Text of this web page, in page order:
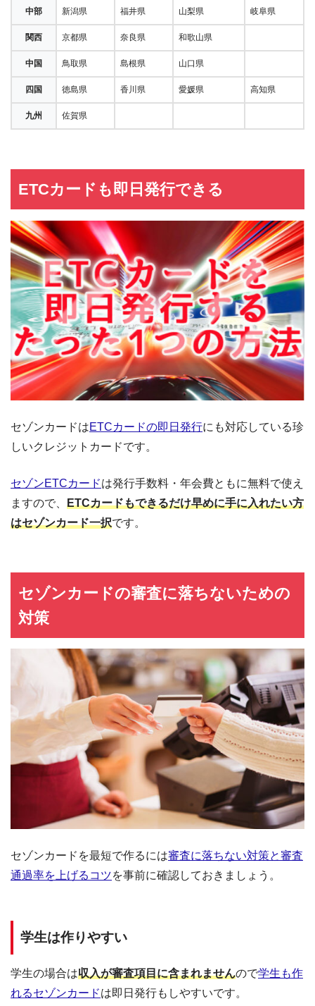
TOKYO-BAYカ
とTOKYO-BAY南館2F JR南船橋駅側
葉カードデスク
11:00～19:00
コレド室町テラ
スカードデスク
階
ンカードカウン
ター
11:00～21:00
アルカキット錦
糸町カードデス
ク
キット錦糸町３階
11:00～19:00
ららぽーと豊洲
カードデスク
東京都江東区豊洲２ｰ４ｰ９ ららぽー
と豊洲１Ｆ 総合案内所内
10:00～21:00
ダイバーシティ
東京プラザカー
ドデスク
東京都江東区青海１－１－１０ ダイ
バーシティ東京プラザ５F
11:00～19:00
ららぽーと立川
立飛
東京都立川市泉町935－1 10:00～21:00
ららぽーと横浜
神奈川県横浜市都筑区池辺町４０３
５ｰ１ ららぽーと横浜１Fセントラル
10:00～21:00
ラザカードデス
神奈川県川崎市幸区堀川町７２ｰ１
ららぽーと湘南
平塚
神奈川県平塚市天沼１０－１ １F 10:00～21:00
ららぽーと海老
静岡県沼津市東椎路字東荒301-3 1階 10:00～21:00
カードデスク
屋みなとアクル
ららぽーと名古屋みなとアクルス１
Ｆ
10:00～21:00
EXPOCITY
大阪府吹田市千里万博公園2-1 3階 10:00～21:00
ららぽーと和泉
大阪府和泉市あゆみ野４ｰ４ｰ７ らら
ぽーと和泉３Ｆ
10:00～21:00
ららぽーと甲子
兵庫県西宮市甲子園八番町１－１０
０ ららぽーと甲子園２Ｆ
10:00～21:00
アミュプラザ小
倉
福岡県北九州市小倉北区浅野１ｰ１ｰ
１ アミュプラザ小倉西館３Ｆ
10:00～20:30（金,
土,日,祝前日,祝日は
多
福岡県福岡市博多区博多駅中央街１
－１ JR博多シティ アミュプラザ博
日は10:00～20:00）
宮崎山形屋ヤマ
カタヤカードカ
宮崎県宮崎市橘通東３ｰ４ｰ１２ 宮崎
10:00～19:30
中部 新潟県 福井県 山梨県 岐阜県
関西 京都県 奈良県 和歌山県
中国 鳥取県 島根県 山口県
四国 徳島県 香川県 愛媛県 高知県
九州 佐賀県
ETCカードも即日発行できる
セゾンカードはETCカードの即日発行にも対応している珍
しいクレジットカードです。
セゾンETCカードは発行手数料・年会費ともに無料で使え
ますので、 ETCカードもできるだけ早めに手に入れたい方
はセゾンカード一択です。
セゾンカードの審査に落ちないための
対策
セゾンカードを最短で作るには審査に落ちない対策と審査
通過率を上げるコツを事前に確認しておきましょう。
学生は作りやすい
学生の場合は収入が審査項目に含まれませんので学生も作
れるセゾンカードは即日発行もしやすいです。